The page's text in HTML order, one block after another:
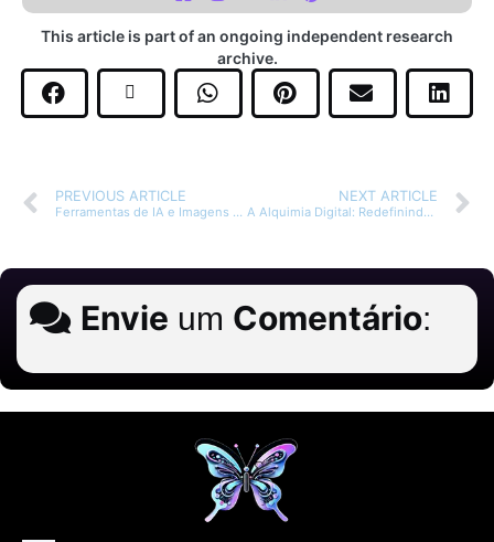
This article is part of an ongoing independent research
archive.
PREVIOUS ARTICLE
Ferramentas de IA e Imagens que Estão Moldando o Futuro
NEXT ARTICLE
A Alquimia Digital: Redefinindo a Moda com Inteligência Artificial
Envie um Comentário: